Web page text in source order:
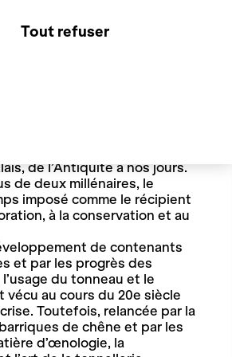
de l’Antiquité à nos jours.
de deux millénaires, le
imposé comme le récipient
à la conservation et au
de contenants
et par les progrès des
du tonneau et le
au cours du 20e siècle
Toutefois, relancée par la
de chêne et par les
d’œnologie, la
Tout refuser